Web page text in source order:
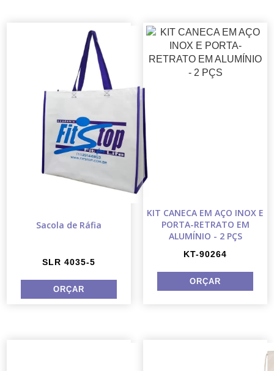
Sacola de Ráfia
SLR 4035-5
KIT CANECA EM AÇO INOX E
PORTA-RETRATO EM
ALUMÍNIO - 2 PÇS
KT-90264